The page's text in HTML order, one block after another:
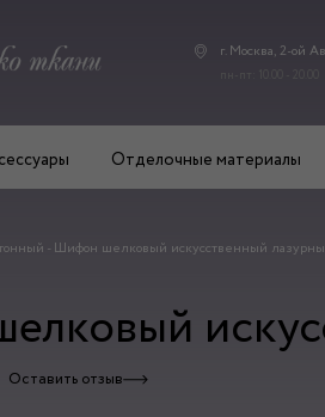
г. Москва, 2-ой
Отделочные материалы
- Шифон шелковый искусственный
Оставить отзыв